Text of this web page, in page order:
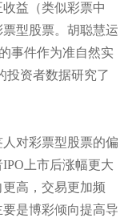
益（类似彩票中
型股票。胡聪慧运
事件作为准自然实
投资者数据研究了
对彩票型股票的偏
上市后涨幅更大
高，交易更加频
是博彩倾向提高导